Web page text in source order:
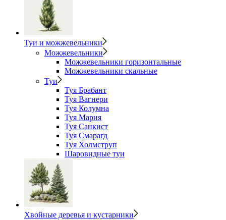
Туи и можжевельники
Можжевельники
Можжевельники горизонтальные
Можжевельники скальные
Туи
Туя Брабант
Туя Вагнери
Туя Колумна
Туя Мария
Туя Санкист
Туя Смарагд
Туя Холмструп
Шаровидные туи
Хвойные деревья и кустарники